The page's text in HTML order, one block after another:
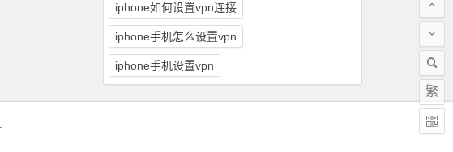
iphone如何设置vpn连接
iphone手机怎么设置vpn
iphone手机设置vpn
繁